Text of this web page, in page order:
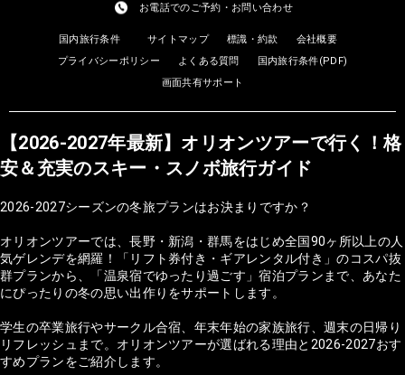
お電話でのご予約・お問い合わせ
国内旅行条件 サイトマップ 標識・約款
会社概要
プライバシーポリシー
よくある質問
国内旅行条件(PDF)
画面共有サポート
【2026-2027年最新】オリオンツアーで行く！格
安＆充実のスキー・スノボ旅行ガイド
2026-2027シーズンの冬旅プランはお決まりですか？
オリオンツアーでは、長野・新潟・群馬をはじめ全国90ヶ所以上の人
気ゲレンデを網羅！「リフト券付き・ギアレンタル付き」のコスパ抜
群プランから、「温泉宿でゆったり過ごす」宿泊プランまで、あなた
にぴったりの冬の思い出作りをサポートします。
学生の卒業旅行やサークル合宿、年末年始の家族旅行、週末の日帰り
リフレッシュまで。オリオンツアーが選ばれる理由と2026-2027おす
すめプランをご紹介します。